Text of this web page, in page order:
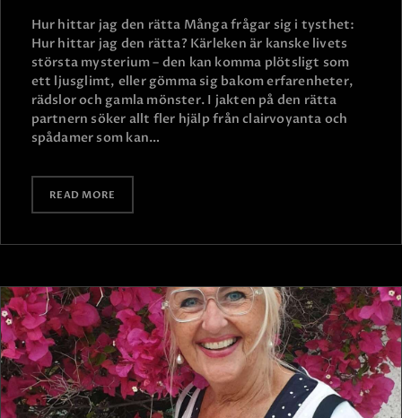
Hur hittar jag den rätta Många frågar sig i tysthet:
Hur hittar jag den rätta? Kärleken är kanske livets
största mysterium – den kan komma plötsligt som
ett ljusglimt, eller gömma sig bakom erfarenheter,
rädslor och gamla mönster. I jakten på den rätta
partnern söker allt fler hjälp från clairvoyanta och
spådamer som kan…
READ MORE